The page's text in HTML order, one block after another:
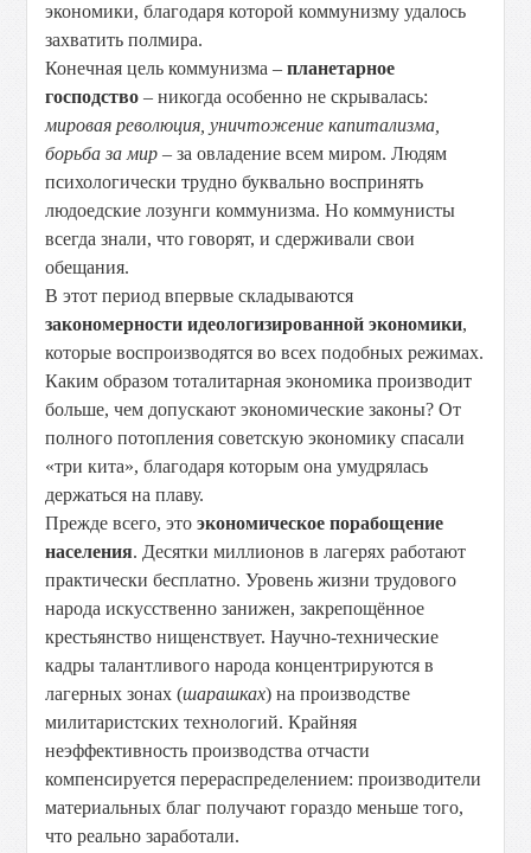
экономики, благодаря которой коммунизму удалось
захватить полмира.
Конечная цель коммунизма –планетарное
господство – никогда особенно не скрывалась:
мировая революция, уничтожение капитализма,
борьба за мир – за овладение всем миром. Людям
психологически трудно буквально воспринять
людоедские лозунги коммунизма. Но коммунисты
всегда знали, что говорят, и сдерживали свои
обещания.
В этот период впервые складываются
закономерности идеологизированной экономики,
которые воспроизводятся во всех подобных режимах.
Каким образом тоталитарная экономика производит
больше, чем допускают экономические законы? От
полного потопления советскую экономику спасали
«три кита», благодаря которым она умудрялась
держаться на плаву.
Прежде всего, этоэкономическое порабощение
населения. Десятки миллионов в лагерях работают
практически бесплатно. Уровень жизни трудового
народа искусственно занижен, закрепощённое
крестьянство нищенствует. Научно-технические
кадры талантливого народа концентрируются в
лагерных зонах (шарашках) на производстве
милитаристских технологий. Крайняя
неэффективность производства отчасти
компенсируется перераспределением: производители
материальных благ получают гораздо меньше того,
что реально заработали.